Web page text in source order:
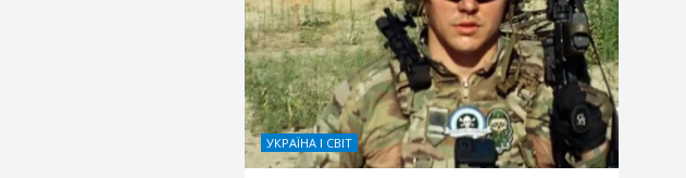
УКРАЇНА І СВІТ